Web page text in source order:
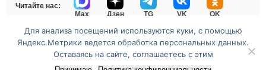
Читайте нас:
Max
Дзен TG VK OK
Перейти на полную версию сайта
Для анализа посещений используются куки, с помощью
Яндекс.Метрики ведется обработка персональных данных.
Оставаясь на сайте, соглашаетесь с этим